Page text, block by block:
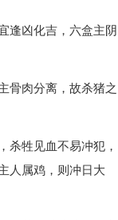
逢凶化吉，六盒主阴
骨肉分离，故杀猪之
杀牲见血不易冲犯，
人属鸡，则冲日大